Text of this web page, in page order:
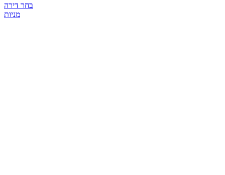
בחר דירה
מניות